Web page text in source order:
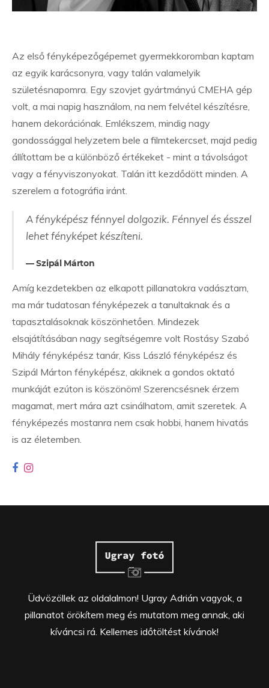
Az első fényképezőgépemet gyermekkoromban kaptam
az egyik karácsonyra, vagy talán valamelyik
születésnapomra. Egy szovjet gyártmányú CMEHA gép
volt, a mai napig használom, na nem felvétel készítésre,
hanem dekorációnak. Emlékszem, mindig nagy
gondossággal helyzetem bele a filmtekercset, majd pedig
állítottam be a különböző értékeket - mint a távolságot
vagy a fényviszonyokat. Talán itt kezdődött minden. A
szerelem a fotográfia iránt.
A fényképész fénnyel dolgozik. Fénnyel és ésszel
lehet fényképet készíteni.
Szipál Márton
Amíg kezdetekben az elkapott pillanatokra vadásztam,
ma már tudatosan fényképezek a tanultaknak és a
tapasztalásoknak köszönhetően. Mindezek
elsajátításában nagy segítségemre volt Rostásy Szabó
Mihály fényképész tanár, Kiss László fényképész és
Szipál Márton fényképész, akiknek a gondos oktató
munkáját ezúton is köszönöm! Szerencsésnek érzem
magamat, mert mára azt csinálhatom, amit szeretek. A
fényképezés mostanra nem csak hobbi, hanem hivatás
is az életemben.
Üdvözöllek az oldalalmon! Ugray Adrián vagyok, a
pillanatot örökítem meg és mutatom meg annak, aki
kíváncsi rá. Kellemes időtöltést kívánok!